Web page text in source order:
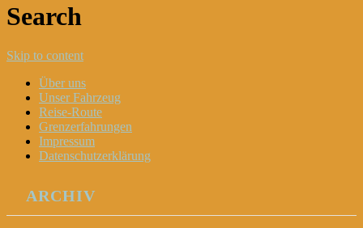
Search
Skip to content
Über uns
Unser Fahrzeug
Reise-Route
Grenzerfahrungen
Impressum
Datenschutzerklärung
ARCHIV